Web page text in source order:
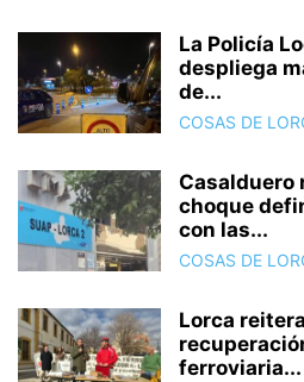
La Policía
despliega
de...
COSAS DE
Casalduero
choque
con las...
COSAS DE
Lorca
ferroviaria...